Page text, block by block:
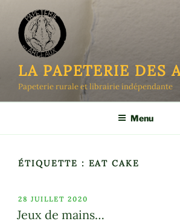
contenu
principal
LA PAPETERIE DES
Papeterie rurale et librairie indépendante
Menu
ÉTIQUETTE : EAT CAKE
PUBLIÉ
LE
28 JUILLET 2020
Jeux de mains…